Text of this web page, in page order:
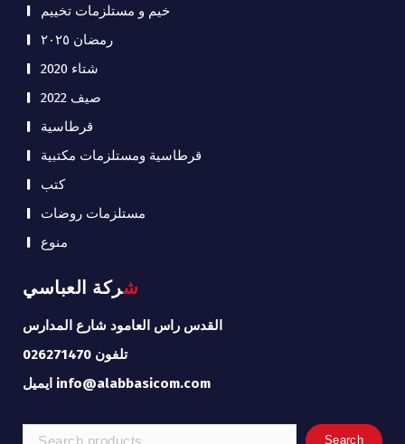
خيم و مستلزمات تخييم
رمضان ٢٠٢٥
شتاء 2020
صيف 2022
قرطاسية
قرطاسية ومستلزمات مكتبية
كتب
مستلزمات روضات
منوع
شركة العباسي
القدس راس العامود شارع المدارس
تلفون 026271470
ايميل info@alabbasicom.com
Search